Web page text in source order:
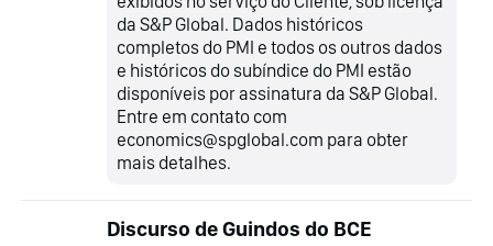
da S&P Global. Dados históricos
completos do PMI e todos os outros dados
e históricos do subíndice do PMI estão
disponíveis por assinatura da S&P Global.
Entre em contato com
economics@spglobal.com para obter
mais detalhes.
Discurso de Guindos do BCE